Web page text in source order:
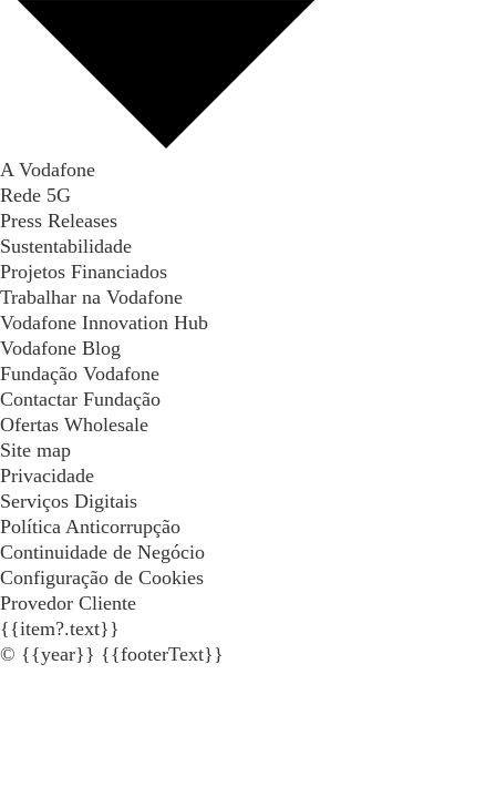
A Vodafone
Rede 5G
Press Releases
Sustentabilidade
Projetos Financiados
Trabalhar na Vodafone
Vodafone Innovation Hub
Vodafone Blog
Fundação Vodafone
Contactar Fundação
Ofertas Wholesale
Site map
Privacidade
Serviços Digitais
Política Anticorrupção
Continuidade de Negócio
Configuração de Cookies
Provedor Cliente
{{item?.text}}
© {{year}} {{footerText}}